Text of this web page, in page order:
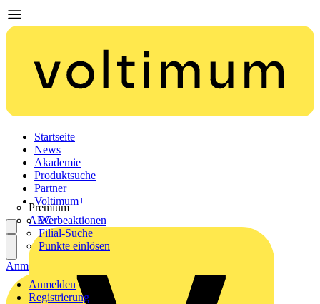
Startseite
News
Akademie
Produktsuche
Partner
Premium
AEG
Voltimum+
Werbeaktionen
Filial-Suche
Punkte einlösen
Anmelden
Registrierung
Anmelden